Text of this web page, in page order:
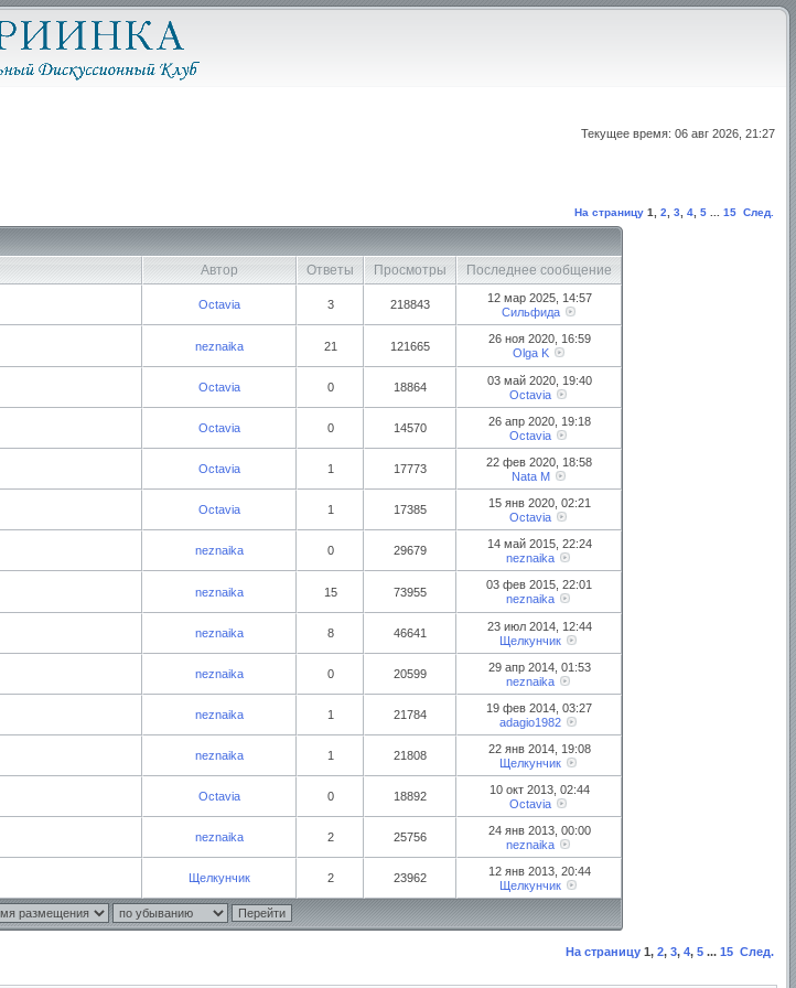
Текущее время: 06 авг 2026, 21:27
На страницу 1 2 3 4 5 15 След.
Автор Ответы Просмотры Последнее сообщение
Octavia 3 218843
12 мар 2025, 14:57
Сильфида
neznaika 21 121665
26 ноя 2020, 16:59
Olga K
Octavia 0 18864
03 май 2020, 19:40
Octavia
Octavia 0 14570
26 апр 2020, 19:18
Octavia
Octavia 1 17773
22 фев 2020, 18:58
Nata M
Octavia 1 17385
15 янв 2020, 02:21
Octavia
neznaika 0 29679
14 май 2015, 22:24
neznaika
neznaika 15 73955
03 фев 2015, 22:01
neznaika
neznaika 8 46641
23 июл 2014, 12:44
Щелкунчик
neznaika 0 20599
29 апр 2014, 01:53
neznaika
neznaika 1 21784
19 фев 2014, 03:27
adagio1982
neznaika 1 21808
22 янв 2014, 19:08
Щелкунчик
Octavia 0 18892
10 окт 2013, 02:44
Octavia
neznaika 2 25756
24 янв 2013, 00:00
neznaika
Щелкунчик 2 23962
12 янв 2013, 20:44
Щелкунчик
На страницу 1, 2, 3, 4, 5 ... 15 След.